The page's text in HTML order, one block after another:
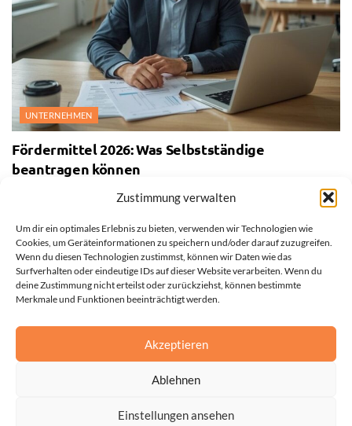
Zustimmung verwalten
Um dir ein optimales Erlebnis zu bieten, verwenden wir Technologien wie
Cookies, um Geräteinformationen zu speichern und/oder darauf zuzugreifen.
Wenn du diesen Technologien zustimmst, können wir Daten wie das
Surfverhalten oder eindeutige IDs auf dieser Website verarbeiten. Wenn du
deine Zustimmung nicht erteilst oder zurückziehst, können bestimmte
Merkmale und Funktionen beeinträchtigt werden.
Akzeptieren
Ablehnen
Einstellungen ansehen
UNTERNEHMEN
Fördermittel 2026: Was Selbstständige
beantragen können
Datenschutzerklärung Cookie-Richtlinie (EU)